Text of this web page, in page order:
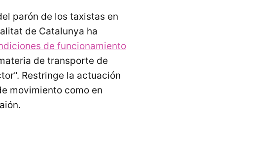
parón de los taxistas en
de Catalunya ha
de funcionamiento
de transporte de
Restringe la actuación
movimiento como en